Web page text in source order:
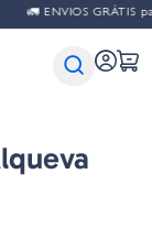
🚛 ENVIOS GRÁTIS